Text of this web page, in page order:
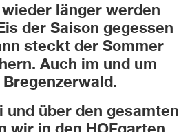
wieder länger werden
der Saison gegessen
steckt der Sommer
Auch im und um
und über den gesamten